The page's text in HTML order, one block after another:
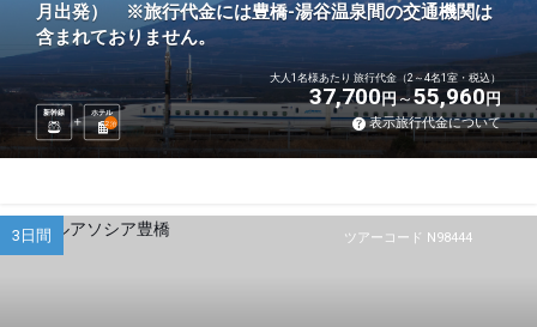
月出発） ※旅行代金には豊橋-湯谷温泉間の交通機関は
含まれておりません。
新幹線
ホテル
2泊
大人1名様あたり 旅行代金（2～4名1室・税込）
37,700円 55,960円
表示旅行代金について
ツアーコード N98444
3日間